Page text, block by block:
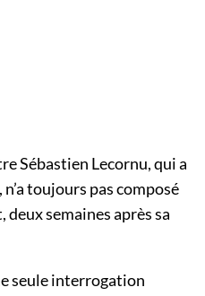
Sébastien Lecornu, qui a
toujours pas composé
semaines après sa
seule interrogation